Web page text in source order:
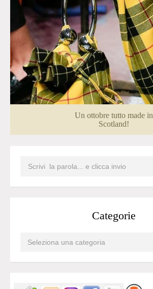
Un ottobre tutto made in
Scotland!
Categorie